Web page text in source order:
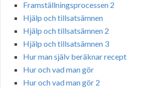
Framställningsprocessen 2
Hjälp och tillsatsämnen
Hjälp och tillsatsämnen 2
Hjälp och tillsatsämnen 3
Hur man själv beräknar recept
Hur och vad man gör
Hur och vad man gör 2